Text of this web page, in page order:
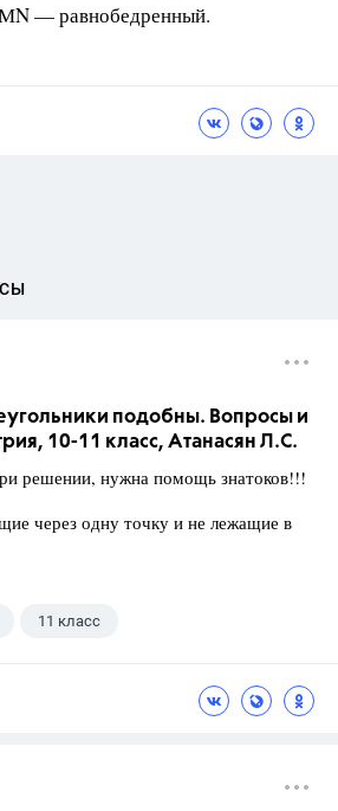
— равнобедренный.
подобны. Вопросы и
10-11 класс, Атанасян Л.С.
решении, нужна помощь знатоков!!!
через одну точку и не лежащие в
11 класс